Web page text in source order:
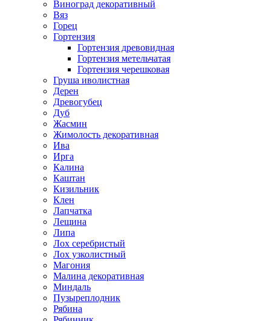
Виноград декоративный
Вяз
Горец
Гортензия
Гортензия древовидная
Гортензия метельчатая
Гортензия черешковая
Груша иволистная
Дерен
Древогубец
Дуб
Жасмин
Жимолость декоративная
Ива
Ирга
Калина
Каштан
Кизильник
Клен
Лапчатка
Лещина
Липа
Лох серебристый
Лох узколистный
Магония
Малина декоративная
Миндаль
Пузыреплодник
Рябина